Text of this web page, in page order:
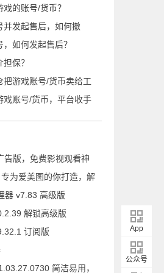
的账号/货币？
并发起售后，如何撤
如何发起售后？
保？
把游戏账号/货币卖给工
戏账号/货币，平台收手
告版，免费影视观看神
为爱美图的你打造，解
器 v7.83 高级版
解锁高级版
订阅版
简洁易用，
App
公众号